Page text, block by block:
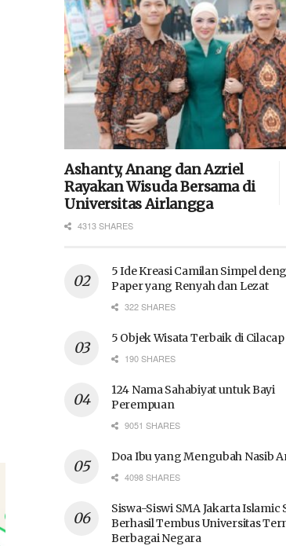
Ashanty, Anang dan Azriel
Rayakan Wisuda Bersama di
Universitas Airlangga
4313 SHARES
5 Ide Kreasi Camilan Simpel
Paper yang Renyah dan Lezat
322 SHARES
5 Objek Wisata Terbaik di Cilacap
190 SHARES
124 Nama Sahabiyat untuk Bayi
Perempuan
9051 SHARES
Doa Ibu yang Mengubah Nasib
4098 SHARES
Siswa-Siswi SMA Jakarta Islamic
Berhasil Tembus Universitas
Berbagai Negara